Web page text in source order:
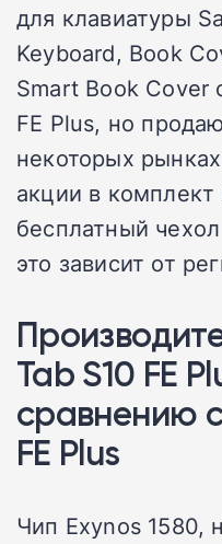
для клавиатуры
Keyboard, Book
Smart Book Cover
FE Plus, но
некоторых
акции в
бесплатный
это зависит от
Tab S10 FE
сравнению
FE Plus
Чип Exynos 1580,